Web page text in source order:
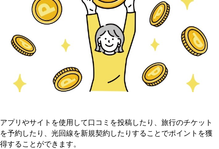
アプリやサイトを使用して口コミを投稿したり、旅行のチケット
を予約したり、光回線を新規契約したりすることでポイントを獲
得することができます。